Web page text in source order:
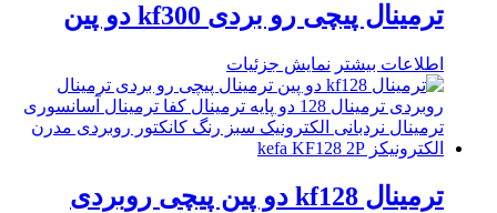
ترمینال پیچی رو بردی kf300 دو پین
اطلاعات بیشتر نمایش جزئیات
ترمینال kf128 دو پین پیچی روبردی